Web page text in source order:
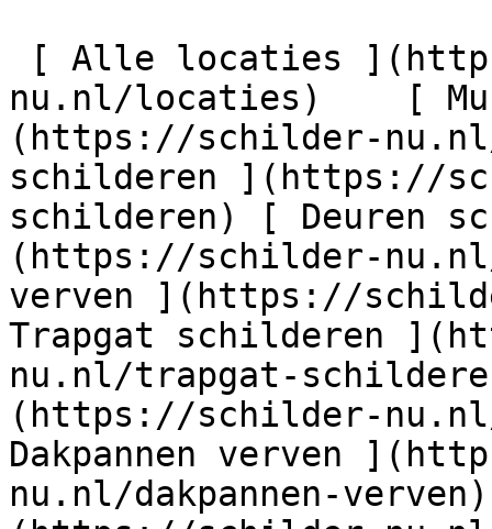
nu.nl/locaties)    [
(https://schilder-
schilderen ](https://
schilderen) [ Deuren
(https://schilder-
verven ](https://
Trapgat schilderen
nu.nl/trapgat-
(https://schilder-
Dakpannen verven
nu.nl/dakpannen-